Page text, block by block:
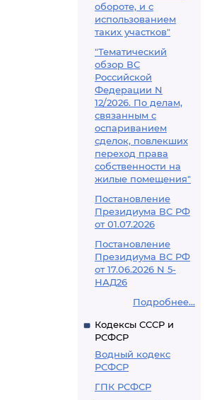
обороте, и с
использованием
таких участков"
"Тематический
обзор ВС
Российской
Федерации N
12/2026. По делам,
связанным с
оспариванием
сделок, повлекших
переход права
собственности на
жилые помещения"
Постановление
Президиума ВС РФ
от 01.07.2026
Постановление
Президиума ВС РФ
от 17.06.2026 N 5-
НАД26
Подробнее...
Кодексы СССР и
РСФСР
Водный кодекс
РСФСР
ГПК РСФСР